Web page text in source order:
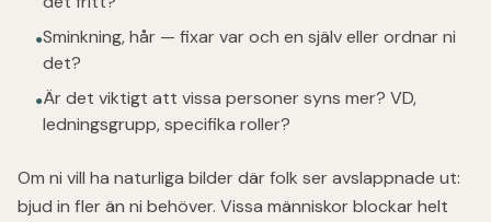
●Sminkning, hår — fixar var och en själv eller ordnar ni
det?
●Är det viktigt att vissa personer syns mer? VD,
ledningsgrupp, specifika roller?
Om ni vill ha naturliga bilder där folk ser avslappnade ut:
bjud in fler än ni behöver. Vissa människor blockar helt